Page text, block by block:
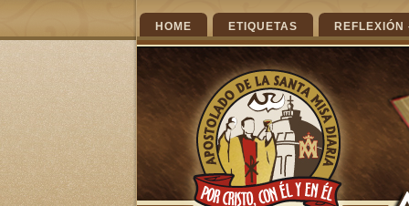
HOME ETIQUETAS